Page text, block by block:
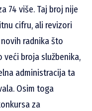
74 više. Taj broj nije
cifru, ali revizori
radnika što
veći broja službenika,
administracija ta
Osim toga
za